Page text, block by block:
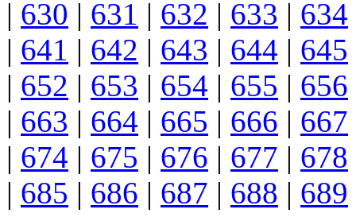
| 630 | 631 | 632 | 633 | 634
| 641 | 642 | 643 | 644 | 645
| 652 | 653 | 654 | 655 | 656
| 663 | 664 | 665 | 666 | 667
| 674 | 675 | 676 | 677 | 678
| 685 | 686 | 687 | 688 | 689